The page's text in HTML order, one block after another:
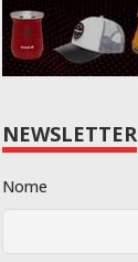
NEWSLETTER
Nome